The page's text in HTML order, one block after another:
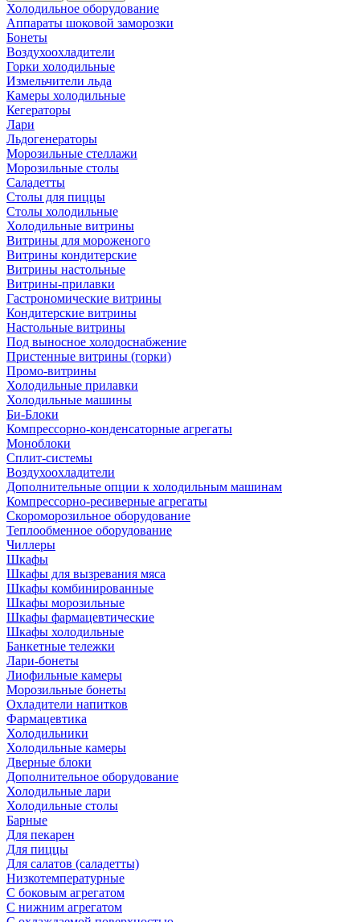
Холодильное оборудование
Аппараты шоковой заморозки
Бонеты
Воздухоохладители
Горки холодильные
Измельчители льда
Камеры холодильные
Кегераторы
Лари
Льдогенераторы
Морозильные стеллажи
Морозильные столы
Саладетты
Столы для пиццы
Столы холодильные
Холодильные витрины
Витрины для мороженого
Витрины кондитерские
Витрины настольные
Витрины-прилавки
Гастрономические витрины
Кондитерские витрины
Настольные витрины
Под выносное холодоснабжение
Пристенные витрины (горки)
Промо-витрины
Холодильные прилавки
Холодильные машины
Би-Блоки
Компрессорно-конденсаторные агрегаты
Моноблоки
Сплит-системы
Воздухоохладители
Дополнительные опции к холодильным машинам
Компрессорно-ресиверные агрегаты
Скороморозильное оборудование
Теплообменное оборудование
Чиллеры
Шкафы
Шкафы для вызревания мяса
Шкафы комбинированные
Шкафы морозильные
Шкафы фармацевтические
Шкафы холодильные
Банкетные тележки
Лари-бонеты
Лиофильные камеры
Морозильные бонеты
Охладители напитков
Фармацевтика
Холодильники
Холодильные камеры
Дверные блоки
Дополнительное оборудование
Холодильные лари
Холодильные столы
Барные
Для пекарен
Для пиццы
Для салатов (саладетты)
Низкотемпературные
С боковым агрегатом
С нижним агрегатом